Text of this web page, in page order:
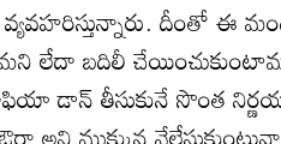
వ్యవహరిస్తున్నారు. దీంతో ఈ
లేదా బదిలీ
డాన్‌ తీసుకునే సొంత